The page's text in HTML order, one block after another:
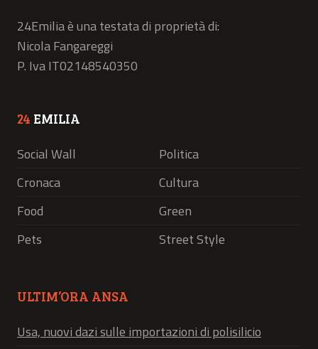
24Emilia è una testata di proprietà di:
Nicola Fangareggi
P. Iva IT02148540350
24 EMILIA
Social Wall
Politica
Cronaca
Cultura
Food
Green
Pets
Street Style
ULTIM’ORA ANSA
Usa, nuovi dazi sulle importazioni di polisilicio